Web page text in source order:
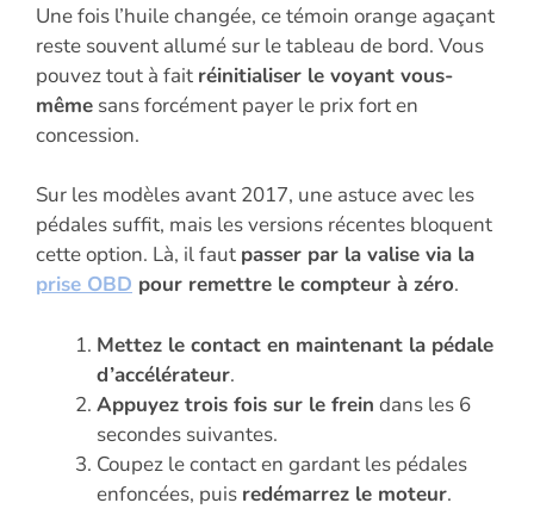
Une fois l’huile changée, ce témoin orange agaçant
reste souvent allumé sur le tableau de bord. Vous
pouvez tout à fait réinitialiser le voyant vous-
même sans forcément payer le prix fort en
concession.
Sur les modèles avant 2017, une astuce avec les
pédales suffit, mais les versions récentes bloquent
cette option. Là, il faut passer par la valise via la
prise OBD pour remettre le compteur à zéro.
Mettez le contact en maintenant la pédale
d’accélérateur.
Appuyez trois fois sur le frein dans les 6
secondes suivantes.
Coupez le contact en gardant les pédales
enfoncées, puis redémarrez le moteur.